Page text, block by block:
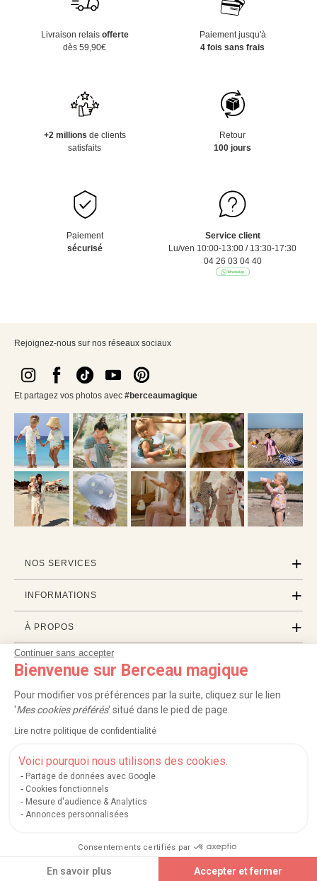
Continuer sans accepter
Bienvenue sur Berceau magique
Pour modifier vos préférences par la suite, cliquez sur le lien
'Mes cookies préférés' situé dans le pied de page.
Lire notre politique de confidentialité
Voici pourquoi nous utilisons des cookies.
Partage de données avec Google
Cookies fonctionnels
Mesure d'audience & Analytics
Annonces personnalisées
Consentements certifiés par
En savoir plus Accepter et fermer
Ajouter au panier
Livraison relais offerte
dès 59,90€
Paiement jusqu'à
4 fois sans frais
+2 millions de clients
satisfaits
Retour
100 jours
Paiement
sécurisé
Service client
Lu/ven 10:00-13:00 / 13:30-17:30
04 26 03 04 40
Rejoignez-nous sur nos réseaux sociaux
Et partagez vos photos avec #berceaumagique
NOS SERVICES
INFORMATIONS
À PROPOS
PROFESSIONNELS
LISTES CADEAUX
Service après-vente| FAQ |Rappels de produits|Protection des données
Mentions légales et crédits Conditions générales de ventes
Nos moyens de paiement sécurisés
Exauceur de souhaits© 2004-2026
Mégara